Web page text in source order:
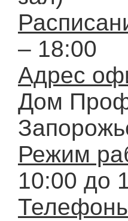
– 18:00
Адрес
Дом
Режим
10:00 до